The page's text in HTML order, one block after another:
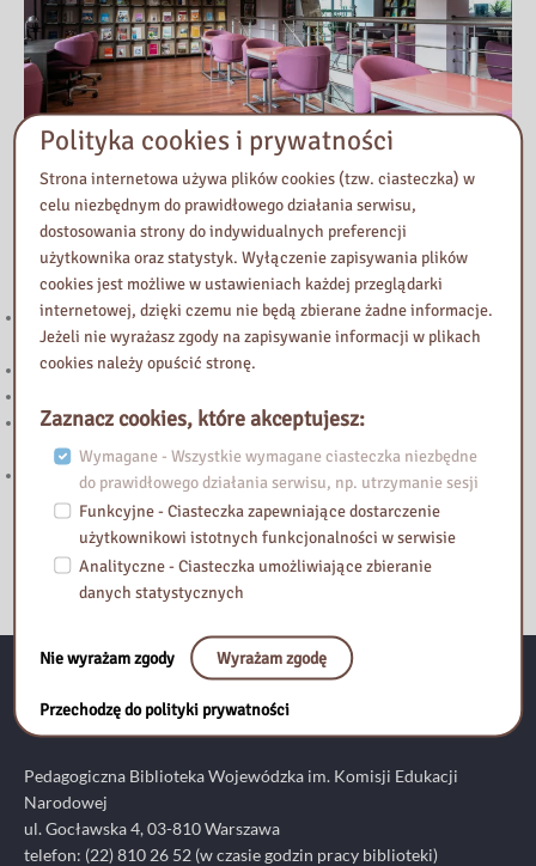
Przeczytaj
221. Kierunek STEAM: rozwój strefy multimedialnej w Bibliotece
Pedagogicznej w Żyrardowie
Powstanie Warszawskie 1944
„Halo! Tu Mazowsze” – podcast Samorządu Województwa
Mazowieckiego
Zapraszamy do lektury nowego wpisu na blogu Biblioteka Vintage!
Kontakt:
Pedagogiczna Biblioteka Wojewódzka im. Komisji Edukacji
Narodowej
ul. Gocławska 4, 03-810 Warszawa
telefon: (22) 810 26 52 (w czasie godzin pracy biblioteki)
Polityka cookies i prywatności
Strona internetowa używa plików cookies (tzw. ciasteczka) w
celu niezbędnym do prawidłowego działania serwisu,
dostosowania strony do indywidualnych preferencji
użytkownika oraz statystyk. Wyłączenie zapisywania plików
cookies jest możliwe w ustawieniach każdej przeglądarki
internetowej, dzięki czemu nie będą zbierane żadne informacje.
Jeżeli nie wyrażasz zgody na zapisywanie informacji w plikach
cookies należy opuścić stronę.
Zaznacz cookies, które akceptujesz:
Wymagane - Wszystkie wymagane ciasteczka niezbędne
do prawidłowego działania serwisu, np. utrzymanie sesji
Funkcyjne - Ciasteczka zapewniające dostarczenie
użytkownikowi istotnych funkcjonalności w serwisie
Analityczne - Ciasteczka umożliwiające zbieranie
danych statystycznych
Nie wyrażam zgody Wyrażam zgodę
Przechodzę do polityki prywatności